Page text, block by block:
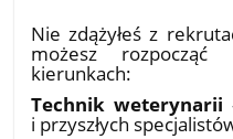
Nie zdążyłeś z
możesz
kierunkach:
Technik weterynarii
i przyszłych